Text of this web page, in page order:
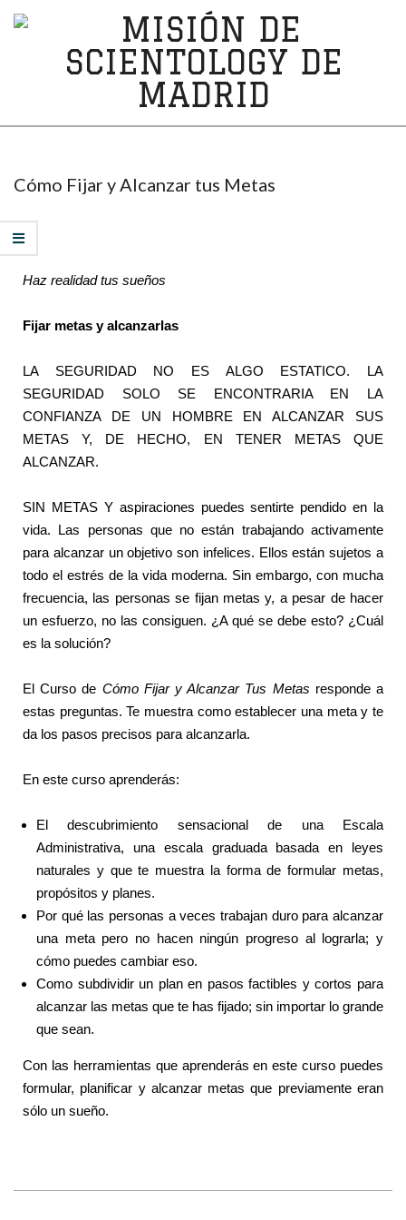
MISIÓN
SCIENTOLOGY
DE
MADRID
Cómo Fijar y Alcanzar tus Metas
Haz realidad tus sueños
Fijar metas y alcanzarlas
LA SEGURIDAD NO ES ALGO ESTATICO. LA
SEGURIDAD SOLO SE ENCONTRARIA EN LA
CONFIANZA DE UN HOMBRE EN ALCANZAR SUS
METAS Y, DE HECHO, EN TENER METAS QUE
ALCANZAR.
SIN METAS Y aspiraciones puedes sentirte pendido en la
vida. Las personas que no están trabajando activamente
para alcanzar un objetivo son infelices. Ellos están sujetos a
todo el estrés de la vida moderna. Sin embargo, con mucha
frecuencia, las personas se fijan metas y, a pesar de hacer
un esfuerzo, no las consiguen. ¿A qué se debe esto? ¿Cuál
es la solución?
El Curso de Cómo Fijar y Alcanzar Tus Metas responde a
estas preguntas. Te muestra como establecer una meta y te
da los pasos precisos para alcanzarla.
En este curso aprenderás:
El descubrimiento sensacional de una Escala
Administrativa, una escala graduada basada en leyes
naturales y que te muestra la forma de formular metas,
propósitos y planes.
Por qué las personas a veces trabajan duro para alcanzar
una meta pero no hacen ningún progreso al lograrla; y
cómo puedes cambiar eso.
Como subdividir un plan en pasos factibles y cortos para
alcanzar las metas que te has fijado; sin importar lo grande
que sean.
Con las herramientas que aprenderás en este curso puedes
formular, planificar y alcanzar metas que previamente eran
sólo un sueño.